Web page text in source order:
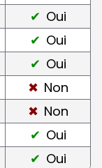
Oui
Oui
Oui
Non
Non
Oui
Oui